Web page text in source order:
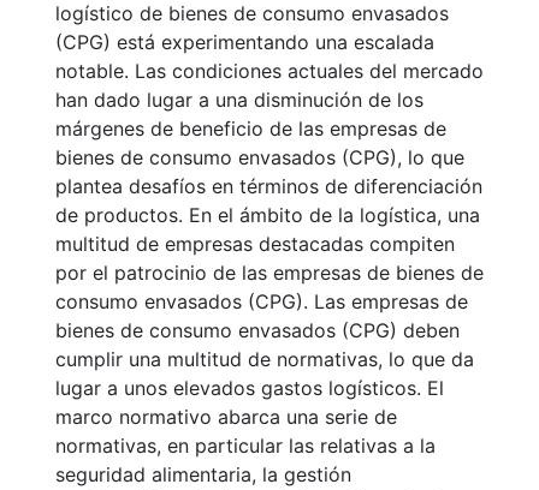
logístico de bienes de consumo envasados
(CPG) está experimentando una escalada
notable. Las condiciones actuales del mercado
han dado lugar a una disminución de los
márgenes de beneficio de las empresas de
bienes de consumo envasados (CPG), lo que
plantea desafíos en términos de diferenciación
de productos. En el ámbito de la logística, una
multitud de empresas destacadas compiten
por el patrocinio de las empresas de bienes de
consumo envasados (CPG). Las empresas de
bienes de consumo envasados (CPG) deben
cumplir una multitud de normativas, lo que da
lugar a unos elevados gastos logísticos. El
marco normativo abarca una serie de
normativas, en particular las relativas a la
seguridad alimentaria, la gestión